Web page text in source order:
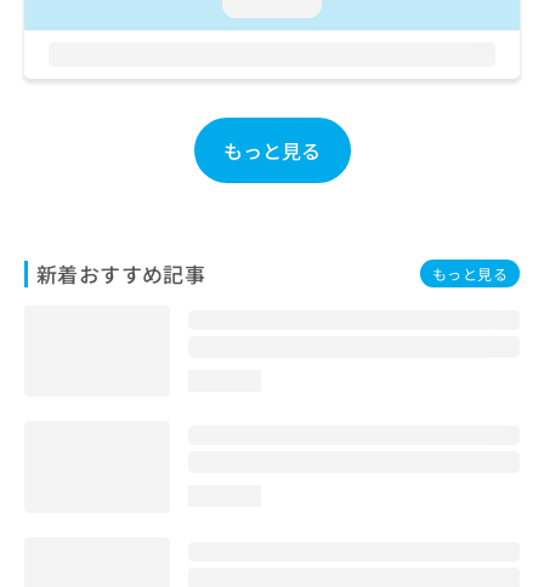
もっと見る
新着おすすめ記事 もっと見る